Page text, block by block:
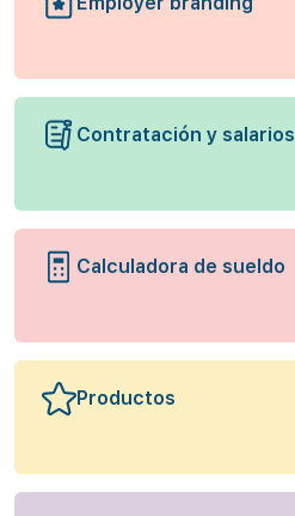
Contratación y salarios
Calculadora de sueldo
Productos